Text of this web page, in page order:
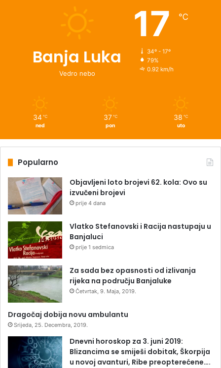
Banja Luka
Vedro nebo
17 ℃
34º - 17º
79%
0.92 km/h
34 ℃
ned
37 ℃
pon
38 ℃
uto
Popularno
Objavljeni loto brojevi 62. kola: Ovo su
izvučeni brojevi
prije 4 dana
Vlatko Stefanovski i Racija nastupaju u
Banjaluci
prije 1 sedmica
Za sada bez opasnosti od izlivanja
rijeka na području Banjaluke
Četvrtak, 9. Maja, 2019.
Dragočaj dobija novu ambulantu
Srijeda, 25. Decembra, 2019.
Dnevni horoskop za 3. juni 2019:
Blizancima se smiješi dobitak, Škorpija
u novoj avanturi, Ribe preopterećene….